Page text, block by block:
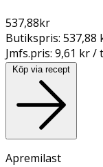
537,88kr
Butikspris: 537,88
Jmfs.pris: 9,61 kr /
Köp via recept
Apremilast